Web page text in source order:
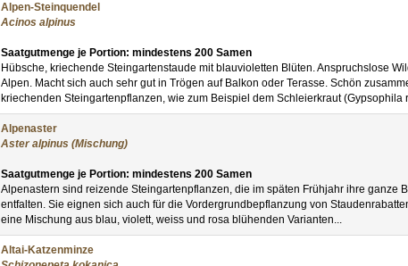
Alpen-Steinquendel
Acinos alpinus
Saatgutmenge je Portion: mindestens 200 Samen
Hübsche, kriechende Steingartenstaude mit blauvioletten Blüten. Anspruchslose
Alpen. Macht sich auch sehr gut in Trögen auf Balkon oder Terasse. Schön
kriechenden Steingartenpflanzen, wie zum Beispiel dem Schleierkraut (Gypsophila
Alpenaster
Aster alpinus (Mischung)
Saatgutmenge je Portion: mindestens 200 Samen
Alpenastern sind reizende Steingartenpflanzen, die im späten Frühjahr ihre ganze
entfalten. Sie eignen sich auch für die Vordergrundbepflanzung von
eine Mischung aus blau, violett, weiss und rosa blühenden Varianten...
Altai-Katzenminze